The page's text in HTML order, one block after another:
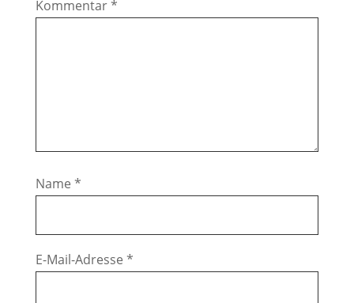
Kommentar*
Name *
E-Mail-Adresse *